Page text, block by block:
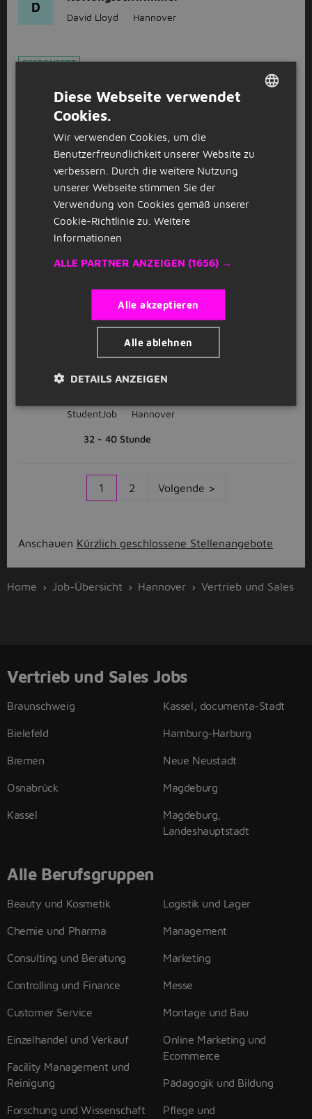
D
David Lloyd Hannover
GESPONSERT
David Lloyd Hannover
Sales Development Representative - IT
Vertrieb / B2B / Cloud Lösungen
(m/w/d)
StudentJob Hannover
32 - 40 Stunde
Vertriebsingenieur - Anlagenbau /
Hannover
32 - 40 Stunde
Labormesstechnik / Außendienst /
StudentJob Hannover
32 - 40 Stunde
1 2 Volgende >
Anschauen Kürzlich geschlossene Stellenangebote
Home Job-Übersicht Hannover Vertrieb und Sales
Vertrieb und Sales Jobs
Braunschweig
Bielefeld
Bremen
Osnabrück
Kassel
Kassel, documenta-Stadt
Hamburg-Harburg
Neue Neustadt
Magdeburg
Magdeburg,
Landeshauptstadt
Alle Berufsgruppen
Beauty und Kosmetik
Chemie und Pharma
Consulting und Beratung
Controlling und Finance
Customer Service
Einzelhandel und Verkauf
Facility Management und
Reinigung
Forschung und Wissenschaft
Logistik und Lager
Management
Marketing
Messe
Montage und Bau
Online Marketing und
Ecommerce
Pädagogik und Bildung
Pflege und
Diese Webseite verwendet
Cookies.
Wir verwenden Cookies, um die
Benutzerfreundlichkeit unserer Website zu
verbessern. Durch die weitere Nutzung
unserer Webseite stimmen Sie der
Verwendung von Cookies gemäß unserer
Cookie-Richtlinie zu. Weitere
Informationen
ALLE PARTNER ANZEIGEN (1656) →
Alle akzeptieren
Alle ablehnen
DETAILS ANZEIGEN